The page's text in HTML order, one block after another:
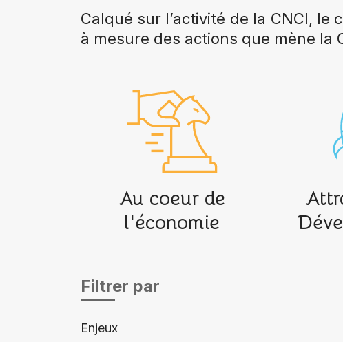
Calqué sur l’activité de la CNCI,
à mesure des actions que mène la
Au coeur de
l'économie
Filtrer par
Enjeux